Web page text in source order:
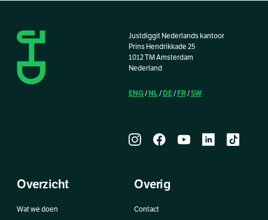
Justdiggit Nederlands kantoor
Prins Hendrikkade 25
1012 TM Amsterdam
Nederland
ENG / NL/ DE/ FR/SW
Overzicht
Wat we doen
Overig
Contact